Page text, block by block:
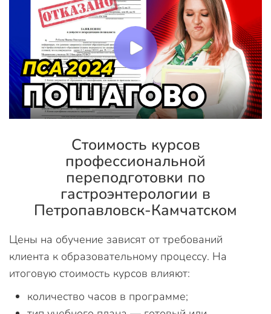
Стоимость курсов
профессиональной
переподготовки по
гастроэнтерологии в
Петропавловск-Камчатском
Цены на обучение зависят от требований
клиента к образовательному процессу. На
итоговую стоимость курсов влияют:
количество часов в программе;